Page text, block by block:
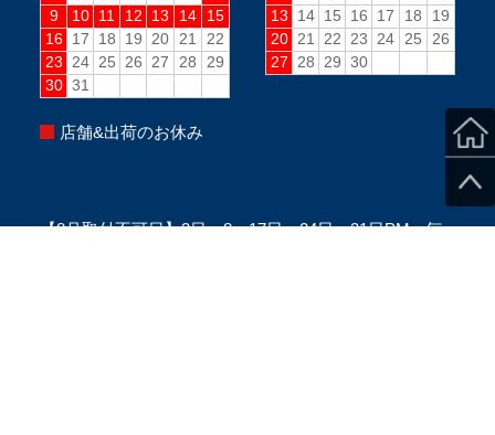
店舗&出荷のお休み
【8月取付不可日】3日、8～17日、24日、31日PM、毎